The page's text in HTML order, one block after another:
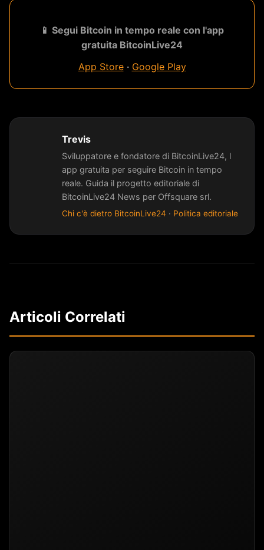
📱 Segui Bitcoin in tempo reale con l'app
gratuita BitcoinLive24
App Store· Google Play
Trevis
Sviluppatore e fondatore di BitcoinLive24, l
app gratuita per seguire Bitcoin in tempo
reale. Guida il progetto editoriale di
BitcoinLive24 News per Offsquare srl.
Chi c'è dietro BitcoinLive24 · Politica editoriale
Articoli Correlati